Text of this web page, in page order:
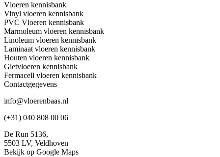
Vloeren kennisbank
Vinyl vloeren kennisbank
PVC Vloeren kennisbank
Marmoleum vloeren kennisbank
Linoleum vloeren kennisbank
Laminaat vloeren kennisbank
Houten vloeren kennisbank
Gietvloeren kennisbank
Fermacell vloeren kennisbank
Contactgegevens
info@vloerenbaas.nl
(+31) 040 808 00 06
De Run 5136,
5503 LV, Veldhoven
Bekijk op Google Maps